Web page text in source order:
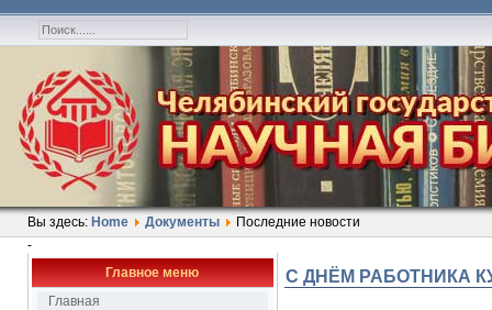
Вы здесь: Home Документы
Последние новости
-
Главное меню
Главная
С ДНЁМ РАБОТНИКА